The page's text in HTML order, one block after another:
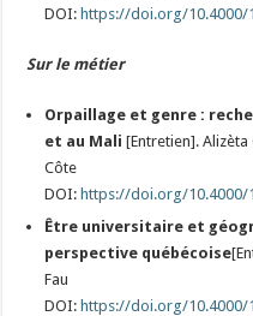
DOI: https://doi.org/10.4000/
Sur le métier
Orpaillage et genre :
et au Mali [Entretien].
Côte
DOI: https://doi.org/10.4000/
Être universitaire et
perspective québécoise
Fau
DOI: https://doi.org/10.4000/